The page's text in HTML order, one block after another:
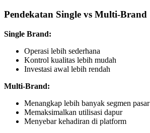
Pendekatan Single vs Multi-Brand
Single Brand:
Operasi lebih sederhana
Kontrol kualitas lebih mudah
Investasi awal lebih rendah
Multi-Brand:
Menangkap lebih banyak segmen pasar
Memaksimalkan utilisasi dapur
Menyebar kehadiran di platform